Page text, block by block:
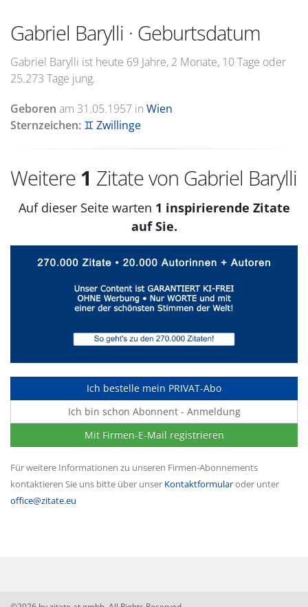
Gabriel Barylli · Geburtsdatum
Gabriel Barylli ist heute 69 Jahre, 2 Monate, 10 Tage oder
25.273 Tage jung.
Geboren am 31.05.1957 in Wien
Sternzeichen: ♊ Zwillinge
Weitere 1 Zitate von Gabriel Barylli
Auf dieser Seite warten 1 inspirierende Zitate
auf Sie.
Ich bestelle mein PRIVAT-Abo
Ich bin schon Abonnent - Anmeldung
Mit Firmen-E-Mail registrieren
Für weitere Informationen zu unseren Firmen-Abonnements
kontaktieren Sie uns bitte über unser Kontaktformularoder unter
office@zitate.eu